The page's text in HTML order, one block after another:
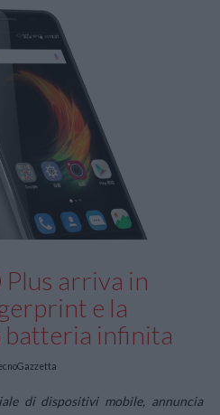
Plus arriva in
e la
batteria infinita
di dispositivi mobile, annuncia